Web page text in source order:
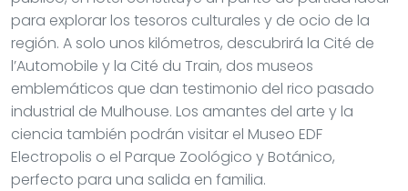
para explorar los tesoros culturales y de ocio de la
región. A solo unos kilómetros, descubrirá la Cité de
l’Automobile y la Cité du Train, dos museos
emblemáticos que dan testimonio del rico pasado
industrial de Mulhouse. Los amantes del arte y la
ciencia también podrán visitar el Museo EDF
Electropolis o el Parque Zoológico y Botánico,
perfecto para una salida en familia.